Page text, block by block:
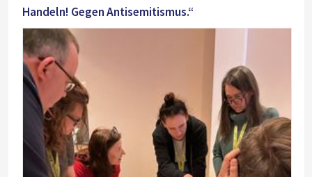
Handeln! Gegen Antisemitismus.“